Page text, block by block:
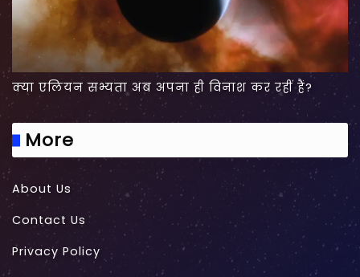
क्या एलियन सभ्यता अब अपना ही विनाश कर रहीं हैं?
More
About Us
Contact Us
Privacy Policy